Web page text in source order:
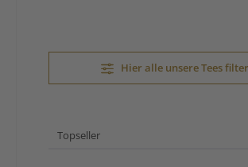
Hier alle unsere Tees